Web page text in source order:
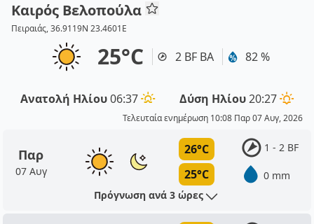
Καιρός Βελοπούλα
Πειραιάς, 36.9119N 23.4601E
25°C 2 BF ΒΑ 82 %
Ανατολή Ηλίου06:37 Δύση Ηλίου20:27
Τελευταία ενημέρωση 10:08 Παρ 07 Αυγ, 2026
Παρ
07 Αυγ
26°C
25°C
1 - 2 BF
0 mm
Πρόγνωση ανά 3 ώρες